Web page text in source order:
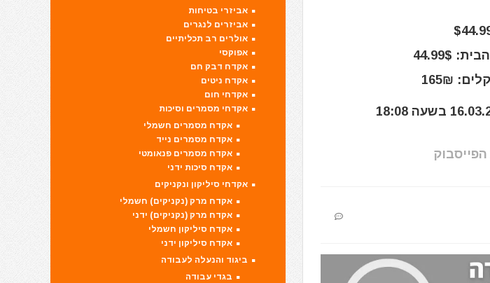
44.99$
165₪
אביזרי בטיחות
אביזרים לנגרים
אולרים רב תכליתיים
אפוקסי
אקדח דבק חם
אקדח ניטים
אקדחי חום
אקדחי מסמרים וסיכות
אקדח מסמרים חשמלי
אקדח מסמרים נייד
אקדח מסמרים פנאומטי
אקדח סיכות ידני
אקדחי סיליקון ונקניקים
אקדח מרק (נקניקים) חשמלי
אקדח מרק (נקניקים) ידני
אקדח סיליקון חשמלי
אקדח סיליקון ידני
ביגוד והנעלה לעבודה
בגדי עבודה